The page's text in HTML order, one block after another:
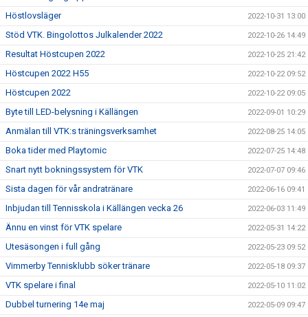
Höstlovsläger 2022-10-31 13:00
Stöd VTK. Bingolottos Julkalender 2022 2022-10-26 14:49
Resultat Höstcupen 2022 2022-10-25 21:42
Höstcupen 2022 H55 2022-10-22 09:52
Höstcupen 2022 2022-10-22 09:05
Byte till LED-belysning i Källängen 2022-09-01 10:29
Anmälan till VTK:s träningsverksamhet 2022-08-25 14:05
Boka tider med Playtomic 2022-07-25 14:48
Snart nytt bokningssystem för VTK 2022-07-07 09:46
Sista dagen för vår andratränare 2022-06-16 09:41
Inbjudan till Tennisskola i Källängen vecka 26 2022-06-03 11:49
Ännu en vinst för VTK spelare 2022-05-31 14:22
Utesäsongen i full gång 2022-05-23 09:52
Vimmerby Tennisklubb söker tränare 2022-05-18 09:37
VTK spelare i final 2022-05-10 11:02
Dubbel turnering 14e maj 2022-05-09 09:47